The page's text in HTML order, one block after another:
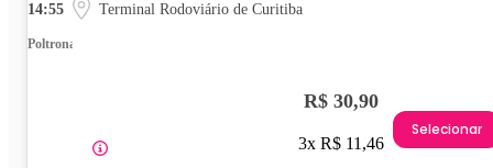
14:55 Terminal Rodoviário de Curitiba
Poltrona
R$ 30,90
3x R$ 11,46
Selecionar